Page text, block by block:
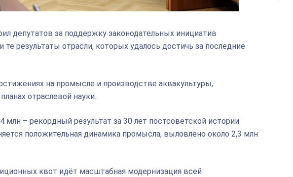
депутатов за поддержку законодательных инициатив
результаты отрасли, которых удалось достичь за последние
на промысле и производстве аквакультуры,
отраслевой науки.
млн – рекордный результат за 30 лет постсоветской истории
положительная динамика промысла, выловлено около 2,3 млн
квот идёт масштабная модернизация всей